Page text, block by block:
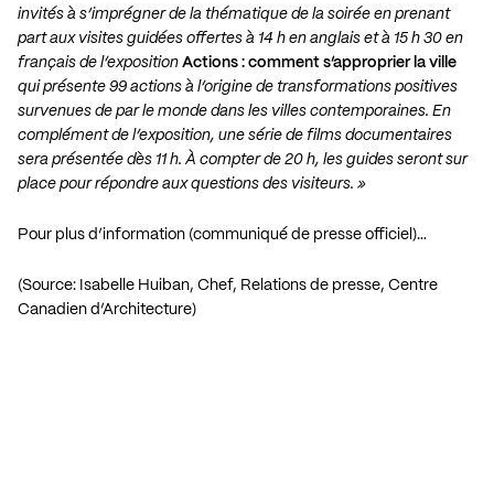
invités à s’imprégner de la thématique de la soirée en prenant
part aux visites guidées offertes à 14 h en anglais et à 15 h 30 en
français de l’exposition Actions : comment s’approprier la ville
qui présente 99 actions à l’origine de transformations positives
survenues de par le monde dans les villes contemporaines. En
complément de l’exposition, une série de films documentaires
sera présentée dès 11 h. À compter de 20 h, les guides seront sur
place pour répondre aux questions des visiteurs. »
Pour plus d’information (communiqué de presse officiel)…
(Source: Isabelle Huiban, Chef, Relations de presse, Centre
Canadien d’Architecture)